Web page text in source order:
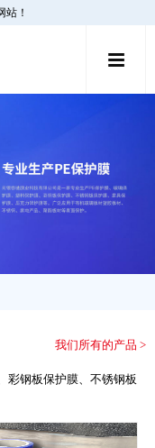
站！
我们所有的产品 >
彩钢板保护膜、不锈钢板